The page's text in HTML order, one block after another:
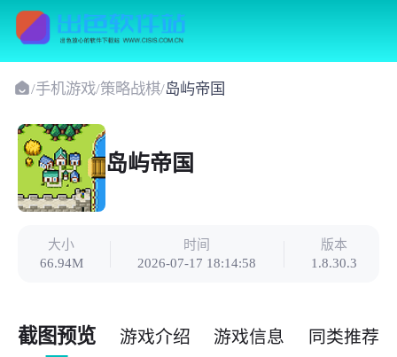
/手机游戏/策略战棋/岛屿帝国
岛屿帝国
大小
66.94M
时间
2026-07-17 18:14:58
版本
1.8.30.3
截图预览 游戏介绍 游戏信息 同类推荐